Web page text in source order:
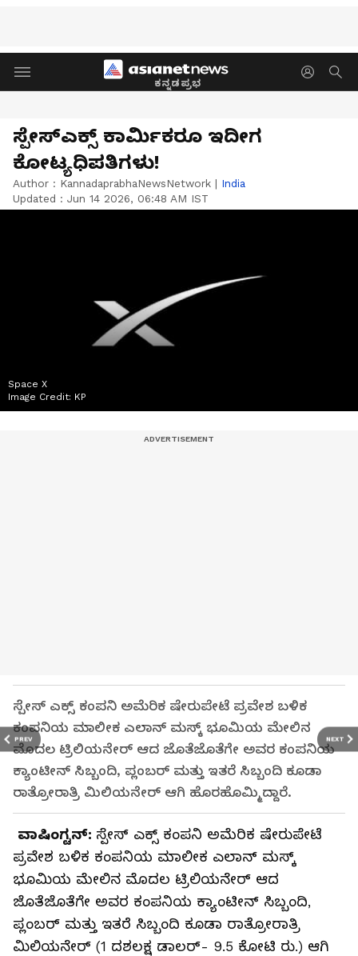
ಕನ್ನಡಪ್ರಭ
PREV NEXT
ಸ್ಪೇಸ್‌ಎಕ್ಸ್‌ ಕಾರ್ಮಿಕರೂ ಇದೀಗ
ಕೋಟ್ಯಧಿಪತಿಗಳು!
Author : KannadaprabhaNewsNetwork | India
Updated : Jun 14 2026, 06:48 AM IST
Space X
Image Credit: KP
ಸ್ಪೇಸ್‌ ಎಕ್ಸ್‌ ಕಂಪನಿ ಅಮೆರಿಕ ಷೇರುಪೇಟೆ ಪ್ರವೇಶ ಬಳಿಕ
ಕಂಪನಿಯ ಮಾಲೀಕ ಎಲಾನ್‌ ಮಸ್ಕ್‌ ಭೂಮಿಯ ಮೇಲಿನ
ಮೊದಲ ಟ್ರಿಲಿಯನೇರ್‌ ಆದ ಜೊತೆಜೊತೆಗೇ ಅವರ ಕಂಪನಿಯ
ಕ್ಯಾಂಟೀನ್‌ ಸಿಬ್ಬಂದಿ, ಪ್ಲಂಬರ್‌ ಮತ್ತು ಇತರೆ ಸಿಬ್ಬಂದಿ ಕೂಡಾ
ರಾತ್ರೋರಾತ್ರಿ ಮಿಲಿಯನೇರ್‌ ಆಗಿ ಹೊರಹೊಮ್ಮಿದ್ದಾರೆ.
ವಾಷಿಂಗ್ಟನ್‌: ಸ್ಪೇಸ್‌ ಎಕ್ಸ್‌ ಕಂಪನಿ ಅಮೆರಿಕ ಷೇರುಪೇಟೆ
ಪ್ರವೇಶ ಬಳಿಕ ಕಂಪನಿಯ ಮಾಲೀಕ ಎಲಾನ್‌ ಮಸ್ಕ್‌
ಭೂಮಿಯ ಮೇಲಿನ ಮೊದಲ ಟ್ರಿಲಿಯನೇರ್‌ ಆದ
ಜೊತೆಜೊತೆಗೇ ಅವರ ಕಂಪನಿಯ ಕ್ಯಾಂಟೀನ್‌ ಸಿಬ್ಬಂದಿ,
ಪ್ಲಂಬರ್‌ ಮತ್ತು ಇತರೆ ಸಿಬ್ಬಂದಿ ಕೂಡಾ ರಾತ್ರೋರಾತ್ರಿ
ಮಿಲಿಯನೇರ್‌ (1 ದಶಲಕ್ಷ ಡಾಲರ್‌- 9.5 ಕೋಟಿ ರು.) ಆಗಿ